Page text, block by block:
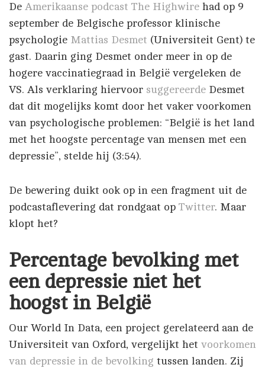
De Amerikaanse podcast The Highwire had op 9
september de Belgische professor klinische
psychologie Mattias Desmet (Universiteit Gent) te
gast. Daarin ging Desmet onder meer in op de
hogere vaccinatiegraad in België vergeleken de
VS. Als verklaring hiervoor suggereerde Desmet
dat dit mogelijks komt door het vaker voorkomen
van psychologische problemen: “België is het land
met het hoogste percentage van mensen met een
depressie”, stelde hij (3:54).
De bewering duikt ook op in een fragment uit de
podcastaflevering dat rondgaat op Twitter. Maar
klopt het?
Percentage bevolking met
een depressie niet het
hoogst in België
Our World In Data, een project gerelateerd aan de
Universiteit van Oxford, vergelijkt het voorkomen
van depressie in de bevolking tussen landen. Zij